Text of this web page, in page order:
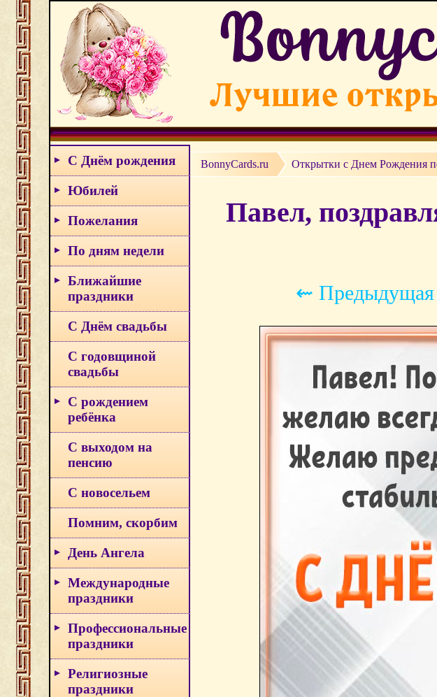
С Днём рождения
Юбилей
Пожелания
По дням недели
Ближайшие
праздники
С Днём свадьбы
С годовщиной
свадьбы
С рождением
ребёнка
С выходом на
пенсию
С новосельем
Помним, скорбим
День Ангела
Международные
праздники
Профессиональные
праздники
Религиозные
праздники
BonnyCards.ru Открытки c Днем Рождения
Павел,
⇜ Предыдущая